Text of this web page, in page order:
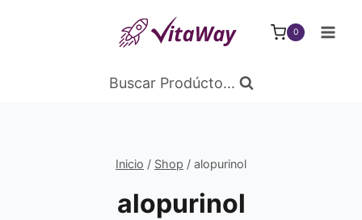
0
Buscar Prodúcto...
Inicio / Shop / alopurinol
alopurinol